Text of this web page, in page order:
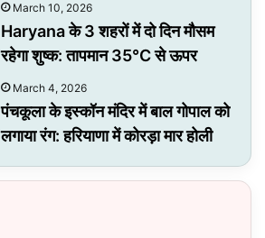
March 10, 2026
Haryana के 3 शहरों में दो दिन मौसम
रहेगा शुष्क: तापमान 35°C से ऊपर
March 4, 2026
पंचकूला के इस्कॉन मंदिर में बाल गोपाल को
लगाया रंग: हरियाणा में कोरड़ा मार होली